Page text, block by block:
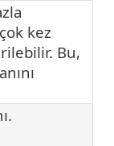
kez
Bu,